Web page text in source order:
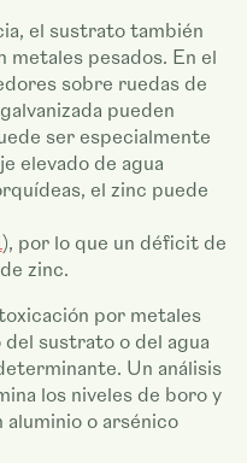
el sustrato también
metales pesados. En el
sobre ruedas de
pueden
ser especialmente
elevado de agua
el zinc puede
), por lo que un déficit de
zinc.
por metales
sustrato o del agua
Un análisis
los niveles de boro y
o arsénico